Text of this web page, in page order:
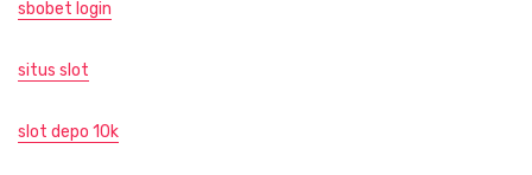
sbobet login
situs slot
slot depo 10k